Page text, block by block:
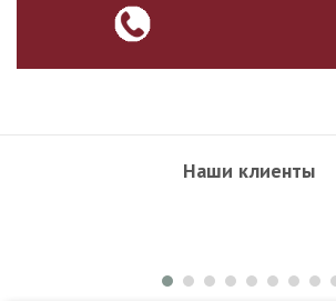
Наши клиенты